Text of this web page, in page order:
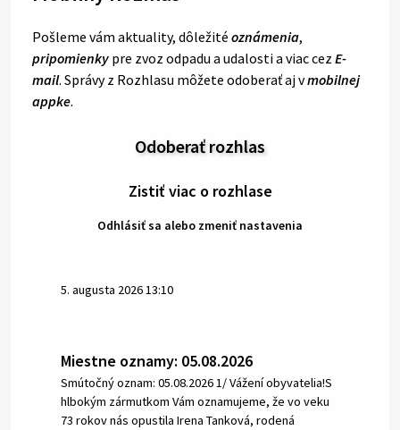
Pošleme vám aktuality, dôležité oznámenia,
pripomienky pre zvoz odpadu a udalosti a viac cez E-
mail. Správy z Rozhlasu môžete odoberať aj vmobilnej
appke.
Odoberať rozhlas
Zistiť viac o rozhlase
Odhlásiť sa alebo zmeniť nastavenia
5. augusta 2026 13:10
Miestne oznamy: 05.08.2026
Smútočný oznam: 05.08.2026 1/ Vážení obyvatelia!S
hlbokým zármutkom Vám oznamujeme, že vo veku
73 rokov nás opustila Irena Tanková, rodená